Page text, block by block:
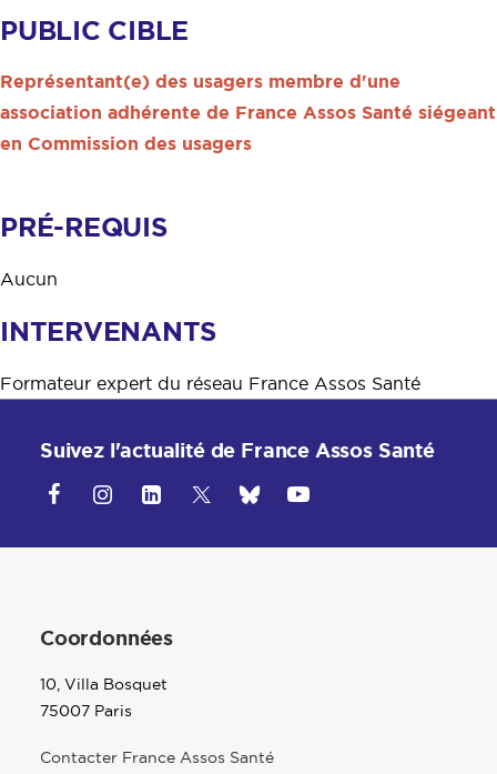
PUBLIC CIBLE
Représentant(e) des usagers membre d'une
association adhérente de France Assos Santé siégeant
en Commission des usagers
PRÉ-REQUIS
Aucun
INTERVENANTS
Formateur expert du réseau France Assos Santé
Suivez l'actualité de France Assos Santé
Coordonnées
10, Villa Bosquet
75007 Paris
Contacter France Assos Santé